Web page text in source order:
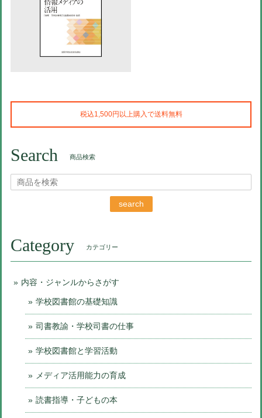
税込1,500円以上購入で送料無料
Search 商品検索
search
Category カテゴリー
内容・ジャンルからさがす
学校図書館の基礎知識
司書教諭・学校司書の仕事
学校図書館と学習活動
メディア活用能力の育成
読書指導・子どもの本